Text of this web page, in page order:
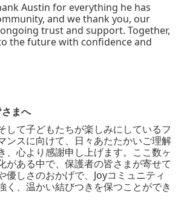
Austin for everything he has
and we thank you, our
trust and support. Together,
the future with confidence and
まへ
して子どもたちが楽しみにしているフ
ンスに向けて、日々あたたかいご理解
、心より感謝申し上げます。ここ数ヶ
がある中で、保護者の皆さまが寄せて
優しさのおかげで、Joyコミュニティ
く、温かい結びつきを保つことができ